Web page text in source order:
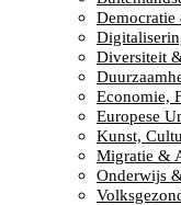
Democratie
Diversiteit
Economie,
Europese
Kunst,
Migratie &
Onderwijs